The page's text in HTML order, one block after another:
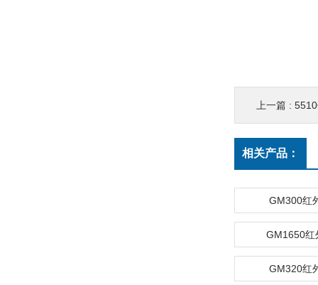
上一篇 :
相关产品：
GM300红
GM1650红
GM320红